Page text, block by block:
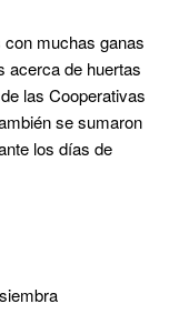
muchas ganas
acerca de huertas
las Cooperativas
se sumaron
los días de